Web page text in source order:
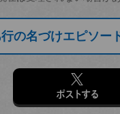
の名づけエピソー
ポストする